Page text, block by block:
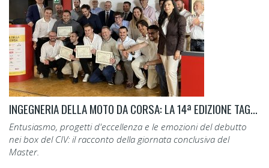
INGEGNERIA DELLA MOTO DA CORSA: LA 14ª EDIZIONE TAGLIA IL TRAGUARDO.
Entusiasmo, progetti d'eccellenza e le emozioni del debutto
nei box del CIV: il racconto della giornata conclusiva del
Master.